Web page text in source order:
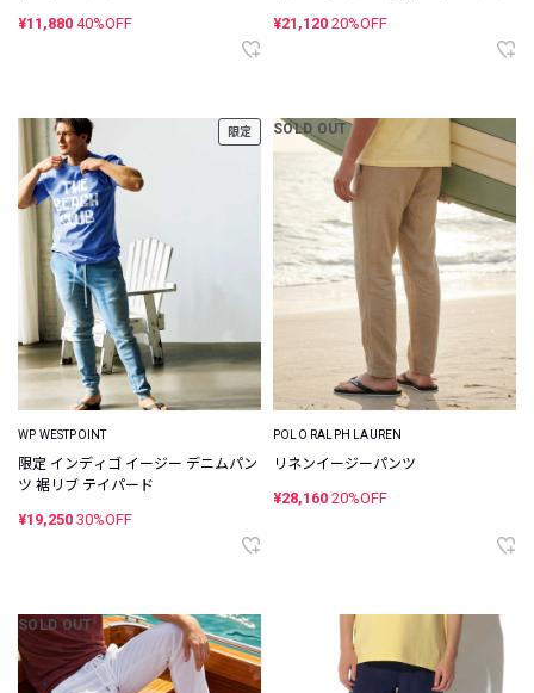
¥11,880 40%OFF ¥21,120 20%OFF
限定
WP WESTPOINT
限定 インディゴ イージー デニムパン
ツ 裾リブ テイパード
¥19,250 30%OFF
SOLD OUT
POLO RALPH LAUREN
リネンイージーパンツ
¥28,160 20%OFF
SOLD OUT